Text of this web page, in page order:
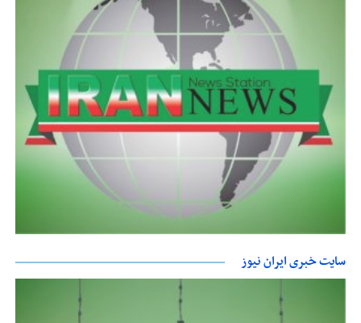
سایت خبری ایران نیوز